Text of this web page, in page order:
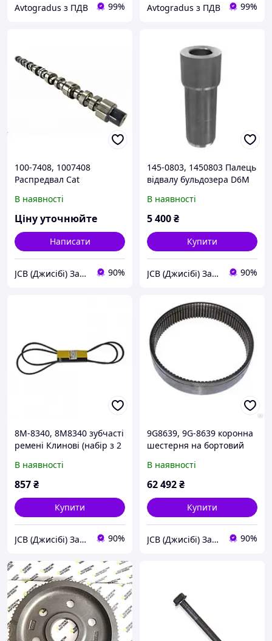
Avtogradus з ПДВ 99% Avtogradus з ПДВ 99%
100-7408, 1007408
Распредвал Cat
В наявності
Ціну уточнюйте
Написати
JCB (Джисібі) Запчастини - Сервіс - Ремонт спецтехніки 90%
145-0803, 1450803 Палець
відвалу бульдозера D6M
В наявності
5 400₴
Купити
JCB (Джисібі) Запчастини - Сервіс - Ремонт спецтехніки 90%
8M-8340, 8M8340 зубчасті
ремені Клинові (набір з 2
В наявності
857₴
Купити
JCB (Джисібі) Запчастини - Сервіс - Ремонт спецтехніки 90%
9G8639, 9G-8639 коронна
шестерня на бортовий
CATERPILLAR D6H, D6N,
D6R, D6T
В наявності
62 492₴
Купити
JCB (Джисібі) Запчастини - Сервіс - Ремонт спецтехніки 90%